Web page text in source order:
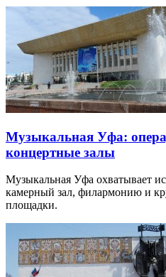
Музыкальная Уфа:
концертные залы
Музыкальная Уфа охватывает
камерный зал, филармонию и
площадки.